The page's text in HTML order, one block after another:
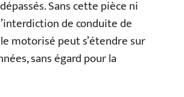
Sans cette pièce ni
de conduite de
motorisé peut s’étendre sur
sans égard pour la